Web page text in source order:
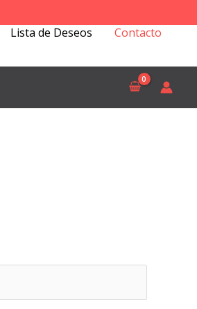
Lista de Deseos Contacto